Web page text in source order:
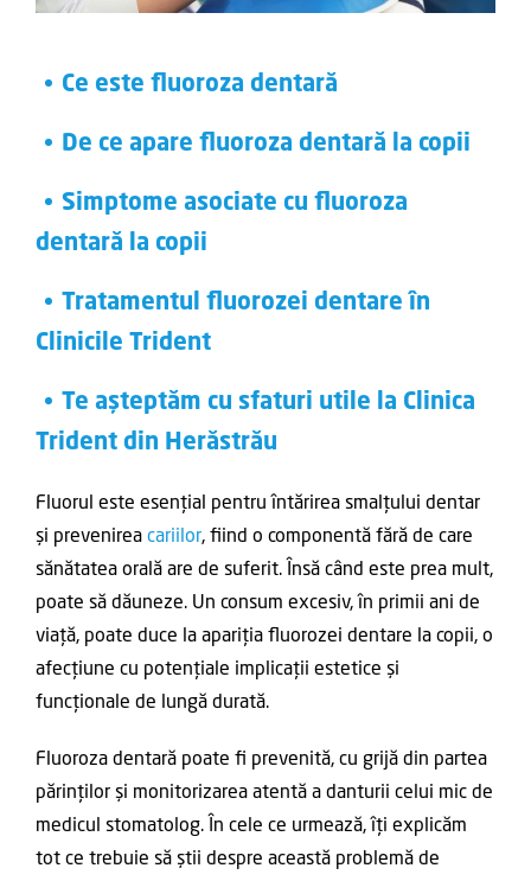
Ce este fluoroza dentară
De ce apare fluoroza dentară la copii
Simptome asociate cu fluoroza
dentară la copii
Tratamentul fluorozei dentare în
Clinicile Trident
Te așteptăm cu sfaturi utile la Clinica
Trident din Herăstrău
Fluorul este esențial pentru întărirea smalțului dentar
și prevenirea cariilor, fiind o componentă fără de care
sănătatea orală are de suferit. Însă când este prea mult,
poate să dăuneze. Un consum excesiv, în primii ani de
viață, poate duce la apariția fluorozei dentare la copii, o
afecțiune cu potențiale implicații estetice și
funcționale de lungă durată.
Fluoroza dentară poate fi prevenită, cu grijă din partea
părinților și monitorizarea atentă a danturii celui mic de
medicul stomatolog. În cele ce urmează, îți explicăm
tot ce trebuie să știi despre această problemă de